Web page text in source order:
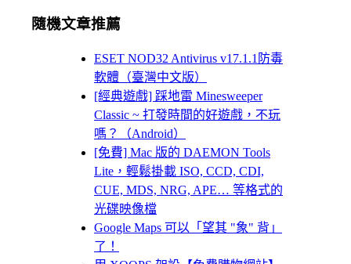
隨機文章推薦
ESET NOD32 Antivirus v17.1.1防毒
軟體（臺灣中文版）
[經典遊戲] 踩地雷 Minesweeper
Classic ~ 打發時間的好遊戲，不玩
嗎？（Android）
[免費] Mac 版的 DAEMON Tools
Lite，輕鬆掛載 ISO, CCD, CDI,
CUE, MDS, NRG, APE… 等格式的
光碟映像檔
Google Maps 可以「望其 "象" 背」
了！